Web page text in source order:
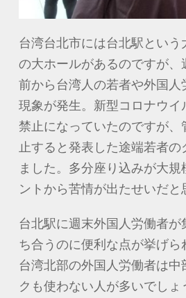
台湾台北市には台北駅とい
の大ホールがあるのですが
前から台湾人の若者や外国
現象が発生。新型コロナウ
禁止になっていたのですが
止すると発表した途端若者
ました。多分座り込みが大
ントから苦情が出たせいだと
台北駅に週末外国人労働者
ち合うのに便利な点が挙げら
台湾北部の外国人労働者は
クも使わない人が多いでし